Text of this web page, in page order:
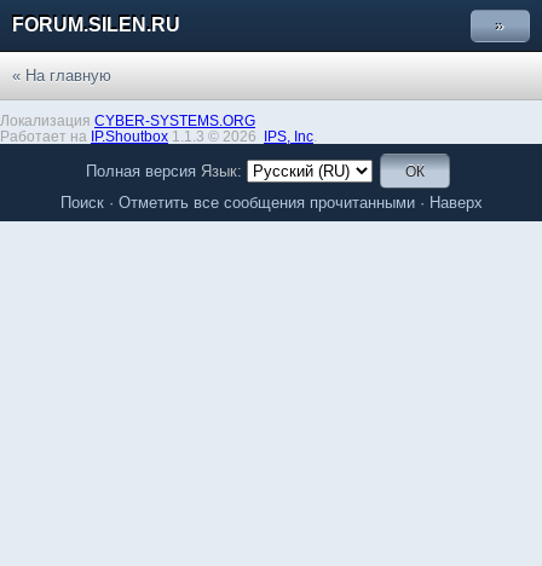
FORUM.SILEN.RU »
« На главную
Локализация CYBER-SYSTEMS.ORG
Работает на IP.Shoutbox 1.1.3 © 2026 IPS, Inc
Полная версия Язык:
Поиск· Отметить все сообщения прочитанными· Наверх